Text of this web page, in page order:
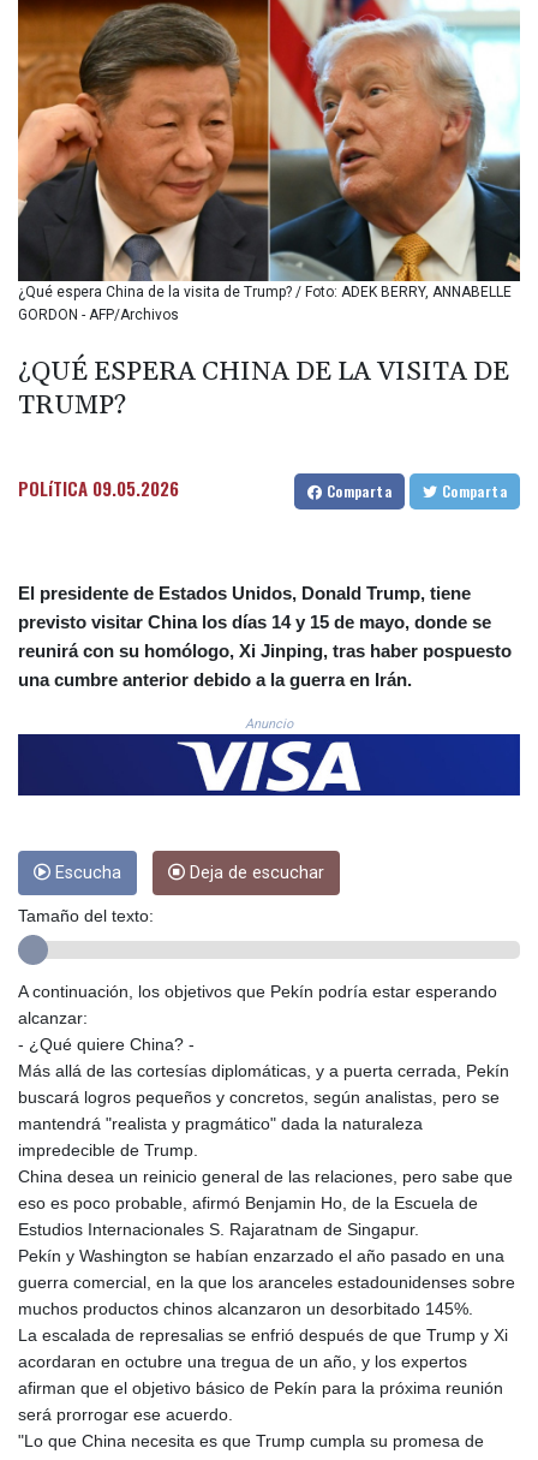
BMD 1.156136
BND 1.477082
BOB 13.69983
BRL 5.876989
BSD 1.152686
BTN 109.688637
BWP 15.558807
BYN 3.432357
BYR
22660.258427
BZD 2.318271
CAD 1.61333
CHF 0.93588
CNY 7.801146
CNH 7.796152
CUC 1.156136
CUP 30.637594
CZK 24.258158
DJF 205.267449
DKK 7.477932
DOP 67.289164
DZD 152.967099
EGP 57.293288
ETB 186.049588
FJD 2.553384
GEL 3.017966
GGP 0.8566
GMD 84.980421
GNF
10123.874202
GYD 241.157003
HKD 9.067746
HNL 30.895616
HRK 7.536622
HTG 150.718127
HUF 363.096405
IDR
20580.370421
ILS 3.468234
INR 110.076256
¿Qué espera China de la visita de Trump? / Foto: ADEK BERRY, ANNABELLE
GORDON - AFP/Archivos
¿QUÉ ESPERA CHINA DE LA VISITA DE
TRUMP?
POLíTICA 09.05.2026 Comparta Comparta
El presidente de Estados Unidos, Donald Trump, tiene
previsto visitar China los días 14 y 15 de mayo, donde se
reunirá con su homólogo, Xi Jinping, tras haber pospuesto
una cumbre anterior debido a la guerra en Irán.
Anuncio
Escucha Deja de escuchar
Tamaño del texto:
A continuación, los objetivos que Pekín podría estar esperando
alcanzar:
- ¿Qué quiere China? -
Más allá de las cortesías diplomáticas, y a puerta cerrada, Pekín
buscará logros pequeños y concretos, según analistas, pero se
mantendrá "realista y pragmático" dada la naturaleza
impredecible de Trump.
China desea un reinicio general de las relaciones, pero sabe que
eso es poco probable, afirmó Benjamin Ho, de la Escuela de
Estudios Internacionales S. Rajaratnam de Singapur.
Pekín y Washington se habían enzarzado el año pasado en una
guerra comercial, en la que los aranceles estadounidenses sobre
muchos productos chinos alcanzaron un desorbitado 145%.
La escalada de represalias se enfrió después de que Trump y Xi
acordaran en octubre una tregua de un año, y los expertos
afirman que el objetivo básico de Pekín para la próxima reunión
será prorrogar ese acuerdo.
"Lo que China necesita es que Trump cumpla su promesa de